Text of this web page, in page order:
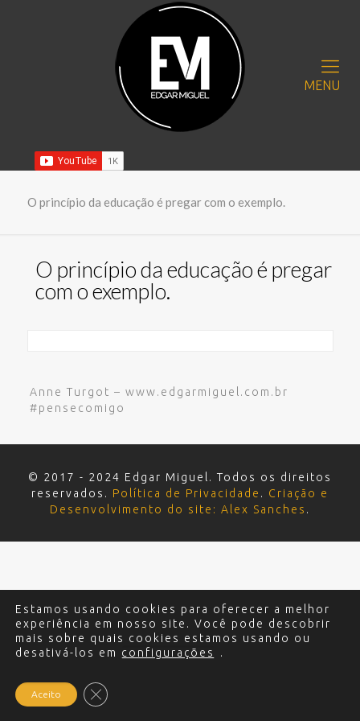
MENU
O princípio da educação é pregar com o exemplo.
O princípio da educação é pregar
com o exemplo.
Anne Turgot – www.edgarmiguel.com.br
#pensecomigo
© 2017 - 2024 Edgar Miguel. Todos os direitos
reservados. Política de Privacidade . Criação e
Desenvolvimento do site: Alex Sanches .
Estamos usando cookies para oferecer a melhor
experiência em nosso site. Você pode descobrir
mais sobre quais cookies estamos usando ou
desativá-los em configurações .
Aceito Close GDPR Cookie Banner